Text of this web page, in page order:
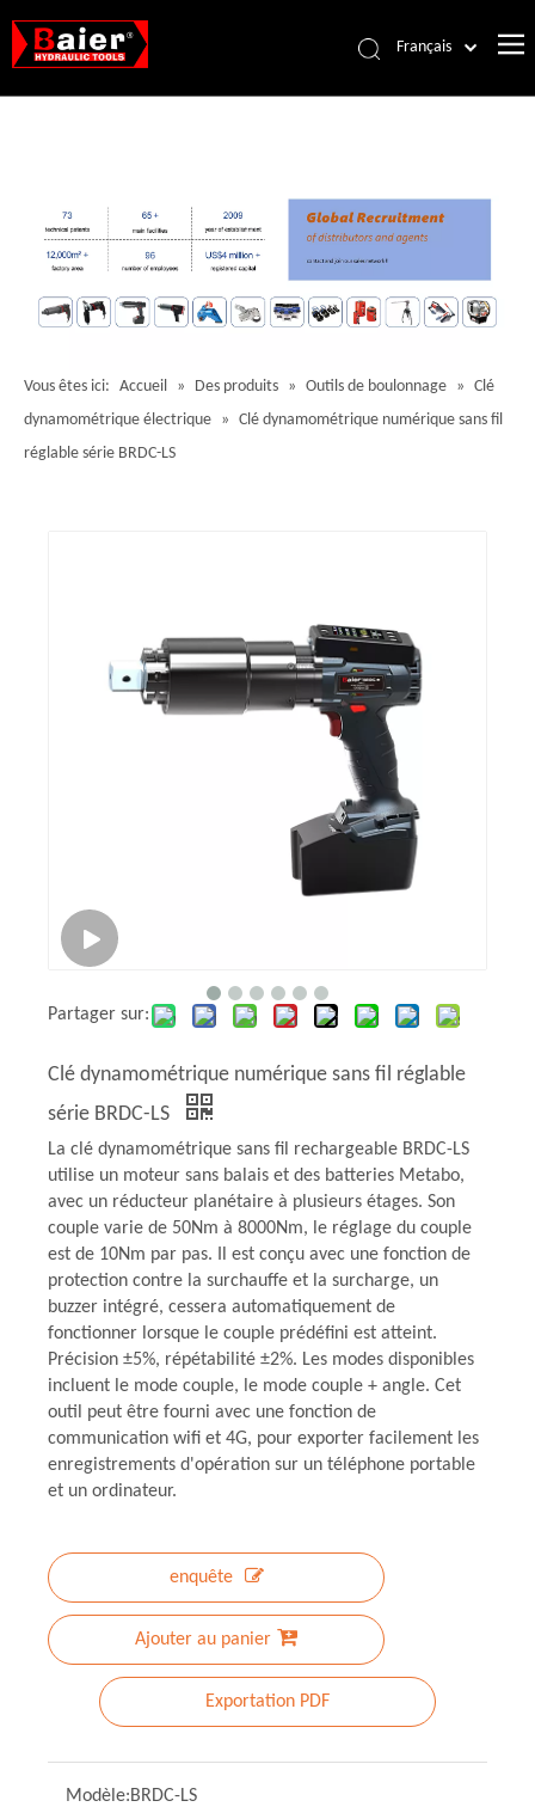
Français
English
Vous êtes ici: Accueil » Des produits » Outils de boulonnage » Clé
dynamométrique électrique » Clé dynamométrique numérique sans fil
réglable série BRDC-LS
Partager sur:
Clé dynamométrique numérique sans fil réglable
série BRDC-LS
La clé dynamométrique sans fil rechargeable BRDC-LS
utilise un moteur sans balais et des batteries Metabo,
avec un réducteur planétaire à plusieurs étages. Son
couple varie de 50Nm à 8000Nm, le réglage du couple
est de 10Nm par pas. Il est conçu avec une fonction de
protection contre la surchauffe et la surcharge, un
buzzer intégré, cessera automatiquement de
fonctionner lorsque le couple prédéfini est atteint.
Précision ±5%, répétabilité ±2%. Les modes disponibles
incluent le mode couple, le mode couple + angle. Cet
outil peut être fourni avec une fonction de
communication wifi et 4G, pour exporter facilement les
enregistrements d'opération sur un téléphone portable
et un ordinateur.
enquête
Ajouter au panier
Exportation PDF
Modèle:BRDC-LS